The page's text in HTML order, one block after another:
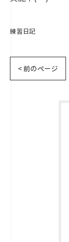
練習日記
< 前のページ